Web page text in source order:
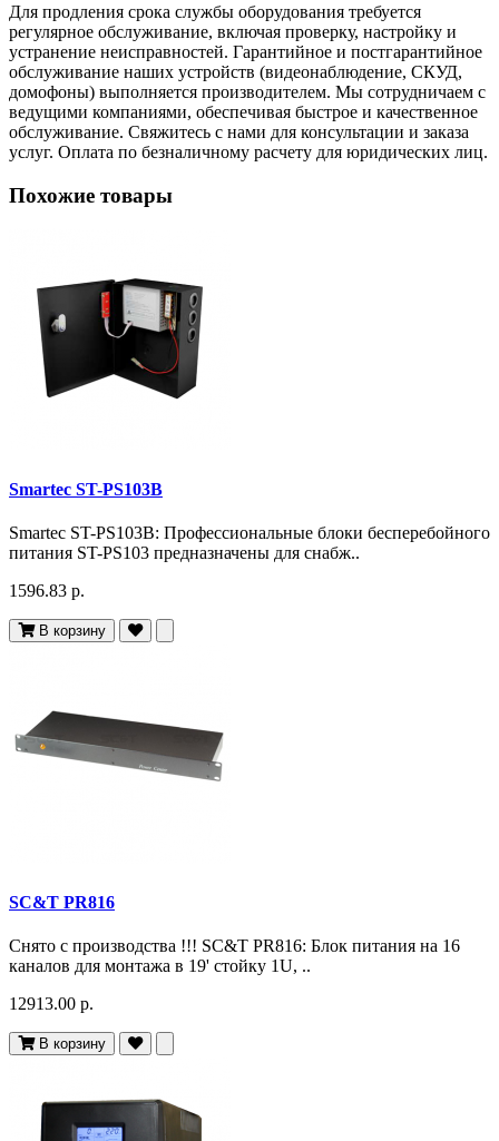
Для продления срока службы оборудования требуется
регулярное обслуживание, включая проверку, настройку и
устранение неисправностей. Гарантийное и постгарантийное
обслуживание наших устройств (видеонаблюдение, СКУД,
домофоны) выполняется производителем. Мы сотрудничаем с
ведущими компаниями, обеспечивая быстрое и качественное
обслуживание. Свяжитесь с нами для консультации и заказа
услуг. Оплата по безналичному расчету для юридических лиц.
Похожие товары
Smartec ST-PS103B
Smartec ST-PS103B: Профессиональные блоки бесперебойного
питания ST-PS103 предназначены для снабж..
1596.83 р.
В корзину
SC&T PR816
Снято c производства !!! SC&T PR816: Блок питания на 16
каналов для монтажа в 19' стойку 1U, ..
12913.00 р.
В корзину